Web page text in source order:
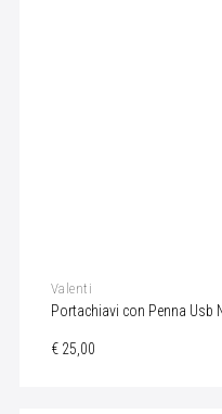
Valenti
Portachiavi con Penna Usb
€ 25,00